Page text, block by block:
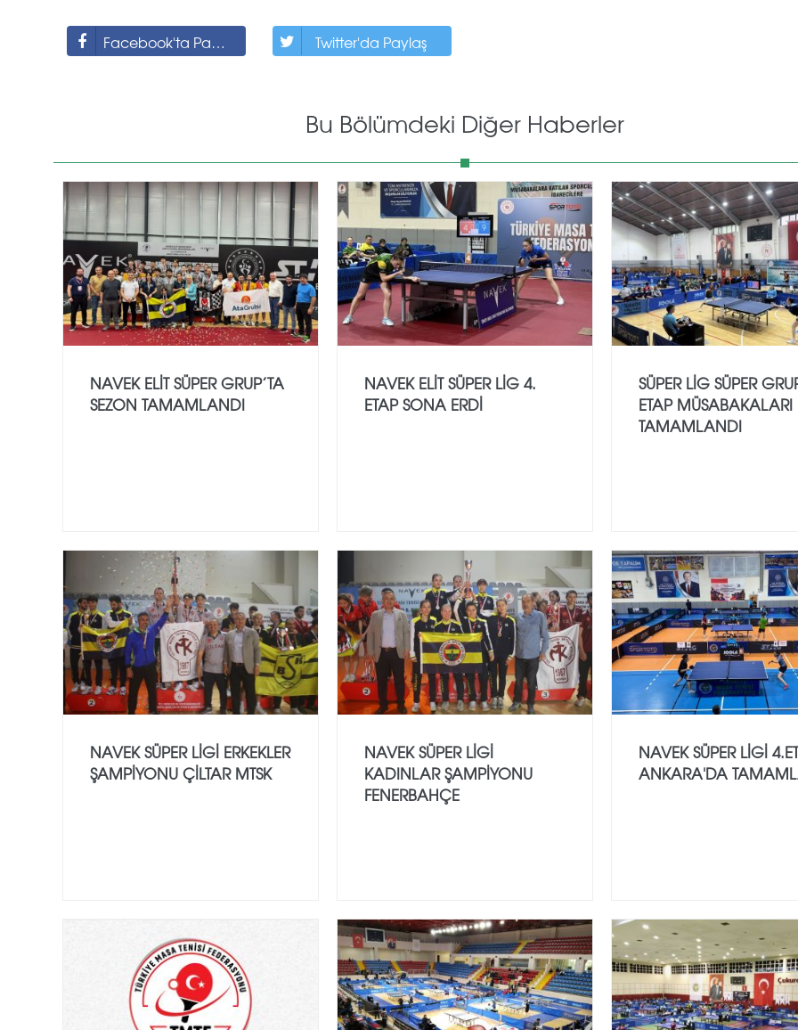
Facebook'ta Paylaş Twitter'da Paylaş
Bu Bölümdeki Diğer Haberler
NAVEK ELIT SÜPER GRUP’TA
SEZON TAMAMLANDI
NAVEK ELIT SÜPER LIG 4.
ETAP SONA ERDI
SÜPER LIG SÜPER
ETAP MÜSABAKALARI
TAMAMLANDI
NAVEK SÜPER LİGİ ERKEKLER
ŞAMPİYONU ÇİLTAR MTSK
NAVEK SÜPER LİGİ
KADINLAR ŞAMPİYONU
FENERBAHÇE
NAVEK SÜPER LIGI
ANKARA'DA